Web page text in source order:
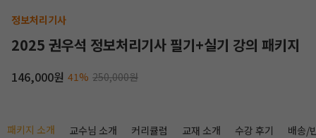
정보처리기사
2025 권우석 정보처리기사 필기+실기 강의 패키지
146,000원 41% 250,000원
패키지 소개 교수님 소개 커리큘럼 교재 소개 수강 후기 배송/